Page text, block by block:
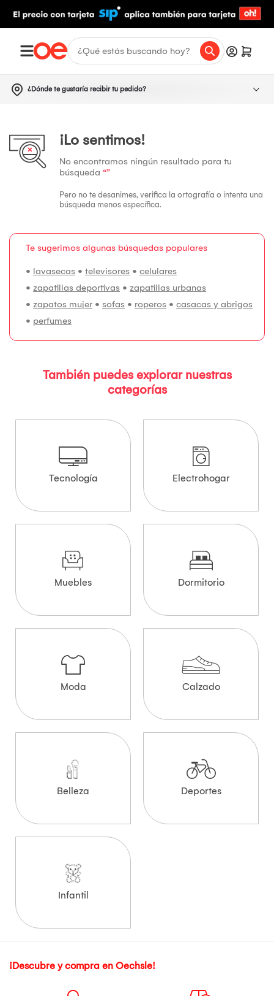
¿Dónde te gustaría recibir tu pedido?
¡Lo sentimos!
No encontramos ningún resultado para tu
búsqueda “”
Pero no te desanimes, verifica la ortografía o intenta una
búsqueda menos específica.
Te sugerimos algunas búsquedas populares
• lavasecas • televisores • celulares
• zapatillas deportivas • zapatillas urbanas
• zapatos mujer • sofas • roperos • casacas y abrigos
• perfumes
También puedes explorar nuestras
categorías
Tecnología Electrohogar
Muebles Dormitorio
Moda Calzado
Belleza Deportes
Infantil
¡Descubre y compra en Oechsle!